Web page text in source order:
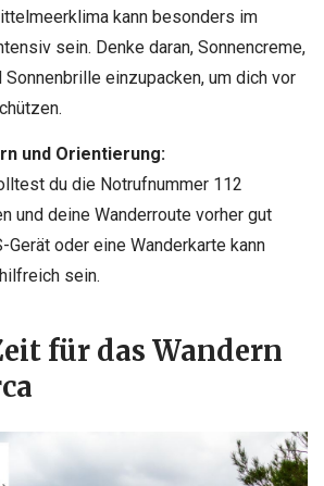
kann besonders im
sein. Denke daran, Sonnencreme,
einzupacken, um dich vor
und Orientierung:
du die Notrufnummer 112
und deine Wanderroute vorher gut
Gerät oder eine Wanderkarte kann
sein.
für das Wandern